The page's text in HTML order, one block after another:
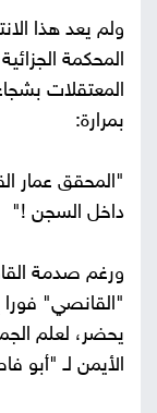
ولم يعد هذا
المحكمة
المعتقلات
بمرارة:
"المحقق عمار
داخل السجن !"
ورغم صدمة
"القانصي" فورا
يحضر، لعلم
الأيمن لـ